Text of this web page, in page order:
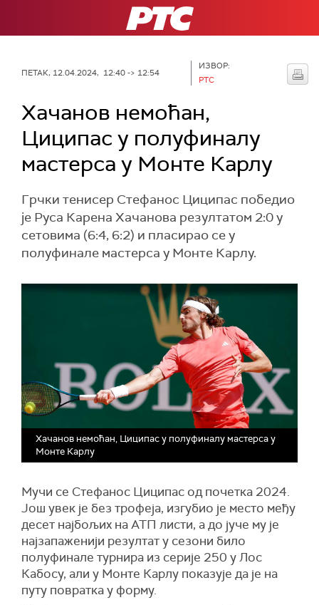
РТС
ПЕТАК, 12.04.2024, 12:40 -> 12:54
ИЗВОР:
РТС
Хачанов немоћан,
Циципас у полуфиналу
мастерса у Монте Карлу
Грчки тенисер Стефанос Циципас победио
је Руса Карена Хачанова резултатом 2:0 у
сетовима (6:4, 6:2) и пласирао се у
полуфинале мастерса у Монте Карлу.
Хачанов немоћан, Циципас у полуфиналу мастерса у
Монте Карлу
Мучи се Стефанос Циципас од почетка 2024.
Још увек је без трофеја, изгубио је место међу
десет најбољих на АТП листи, а до јуче му је
најзапаженији резултат у сезони било
полуфинале турнира из серије 250 у Лос
Кабосу, али у Монте Карлу показује да је на
путу повратка у форму.